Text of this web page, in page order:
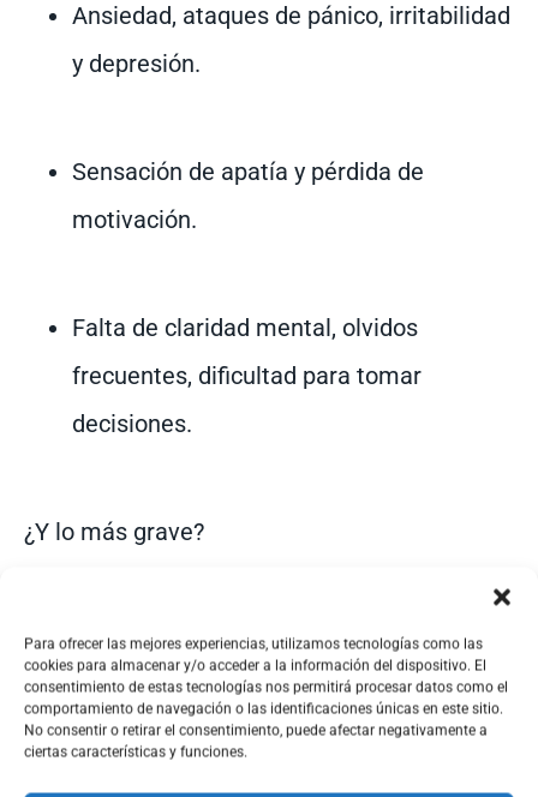
Para ofrecer las mejores experiencias, utilizamos tecnologías como las
cookies para almacenar y/o acceder a la información del dispositivo. El
consentimiento de estas tecnologías nos permitirá procesar datos como el
comportamiento de navegación o las identificaciones únicas en este sitio.
No consentir o retirar el consentimiento, puede afectar negativamente a
ciertas características y funciones.
Ansiedad, ataques de pánico, irritabilidad
y depresión.
Sensación de apatía y pérdida de
motivación.
Falta de claridad mental, olvidos
frecuentes, dificultad para tomar
decisiones.
¿Y lo más grave?
Que muchas de estas dolenciasno tienen un
origen físico detectableen pruebas médicas.